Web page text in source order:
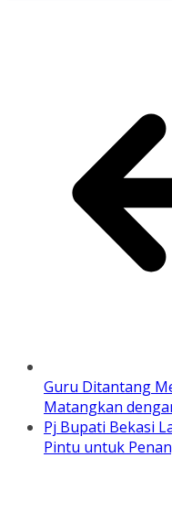
Guru Ditantang
Matangkan
Pj Bupati Bekasi
Pintu untuk